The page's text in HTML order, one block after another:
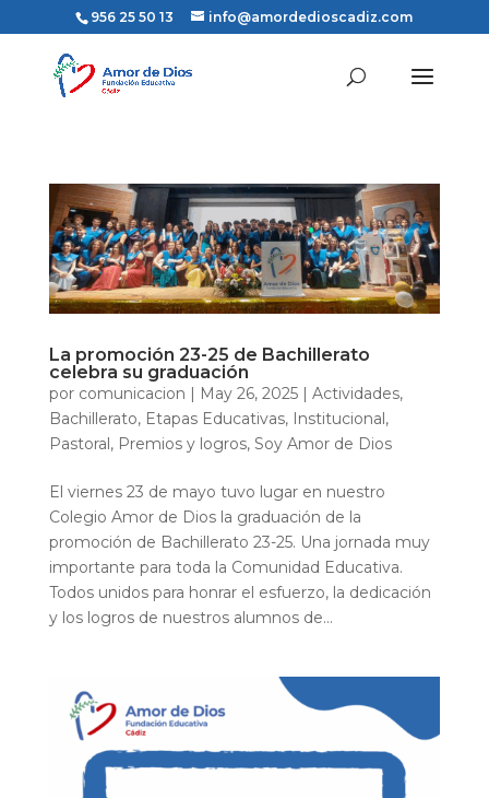
956 25 50 13 info@amordedioscadiz.com
La promoción 23-25 de Bachillerato
celebra su graduación
por comunicacion May 26, 2025| Actividades,
Bachillerato, Etapas Educativas, Institucional ,
Pastoral , Premios y logros, Soy Amor de Dios
El viernes 23 de mayo tuvo lugar en nuestro
Colegio Amor de Dios la graduación de la
promoción de Bachillerato 23-25. Una jornada muy
importante para toda la Comunidad Educativa.
Todos unidos para honrar el esfuerzo, la dedicación
y los logros de nuestros alumnos de...